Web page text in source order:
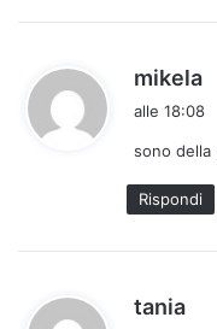
mikela
e
t
t
alle 18:08
sono della
Rispondi
tania